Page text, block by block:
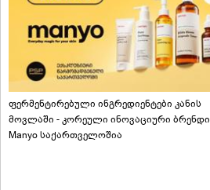
ფერმენტირებული ინგრედიენტები კანის
მოვლაში - კორეული ინოვაციური ბრენდი
Manyo საქართველოშია